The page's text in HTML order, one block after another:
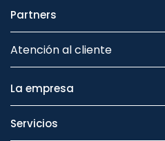
Partners
Atención al cliente
La empresa
Servicios